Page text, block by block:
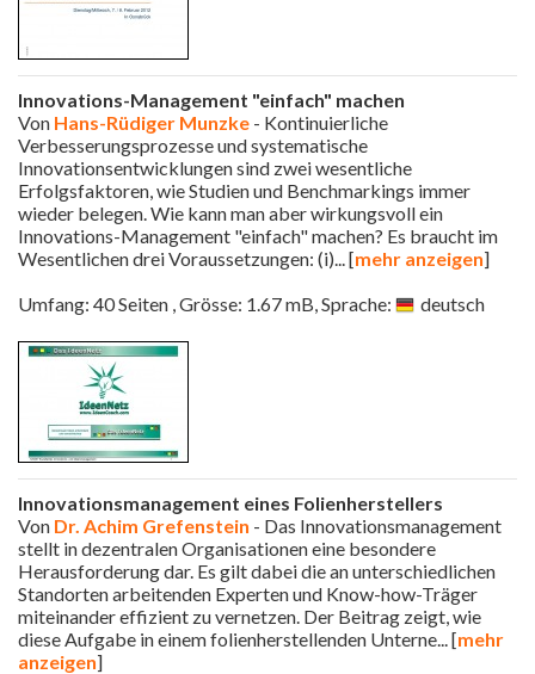
Innovations-Management "einfach" machen
Von Hans-Rüdiger Munzke - Kontinuierliche
Verbesserungsprozesse und systematische
Innovationsentwicklungen sind zwei wesentliche
Erfolgsfaktoren, wie Studien und Benchmarkings immer
wieder belegen. Wie kann man aber wirkungsvoll ein
Innovations-Management "einfach" machen? Es braucht im
Wesentlichen drei Voraussetzungen: (i)... [mehr anzeigen]
Umfang: 40 Seiten , Grösse: 1.67 mB, Sprache:
deutsch
Innovationsmanagement eines Folienherstellers
Von Dr. Achim Grefenstein - Das Innovationsmanagement
stellt in dezentralen Organisationen eine besondere
Herausforderung dar. Es gilt dabei die an unterschiedlichen
Standorten arbeitenden Experten und Know-how-Träger
miteinander effizient zu vernetzen. Der Beitrag zeigt, wie
diese Aufgabe in einem folienherstellenden Unterne... [mehr
anzeigen]